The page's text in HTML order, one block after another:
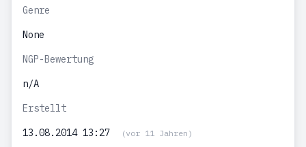
Genre
None
NGP-Bewertung
n/A
Erstellt
13.08.2014 13:27
(vor 11 Jahren)